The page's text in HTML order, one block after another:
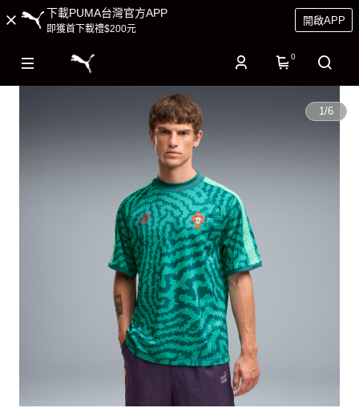
下載PUMA台灣官方APP
即獲首下載禮$200元
開啟APP
0
1/6